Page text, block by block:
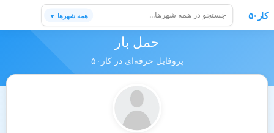
کار۵۰ همه شهرها ▼
حمل بار
پروفایل حرفه‌ای در کار۵۰